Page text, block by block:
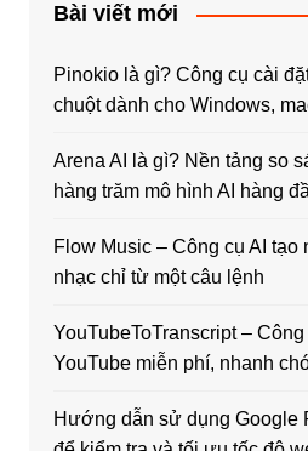
Bài viết mới
Pinokio là gì? Công cụ cài
chuột dành cho Windows,
Arena AI là gì? Nền tảng so
hàng trăm mô hình AI hàng
Flow Music – Công cụ AI tạo
nhạc chỉ từ một câu lệnh
YouTubeToTranscript –
YouTube miễn phí, nhanh
Hướng dẫn sử dụng Google